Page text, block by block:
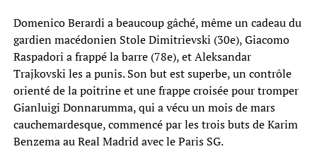
Domenico Berardi a beaucoup gâché, même un cadeau du
gardien macédonien Stole Dimitrievski (30e), Giacomo
Raspadori a frappé la barre (78e), et Aleksandar
Trajkovski les a punis. Son but est superbe, un contrôle
orienté de la poitrine et une frappe croisée pour tromper
Gianluigi Donnarumma, qui a vécu un mois de mars
cauchemardesque, commencé par les trois buts de Karim
Benzema au Real Madrid avec le Paris SG.